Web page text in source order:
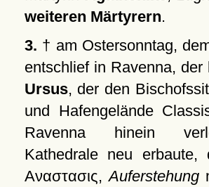
weiteren Märtyrern.
3. † am Ostersonntag,
entschlief in Ravenna, der
Ursus, der den
und Hafengelände
Ravenna hinein
Kathedrale neu erbaute,
Αναστασις,Auferstehung